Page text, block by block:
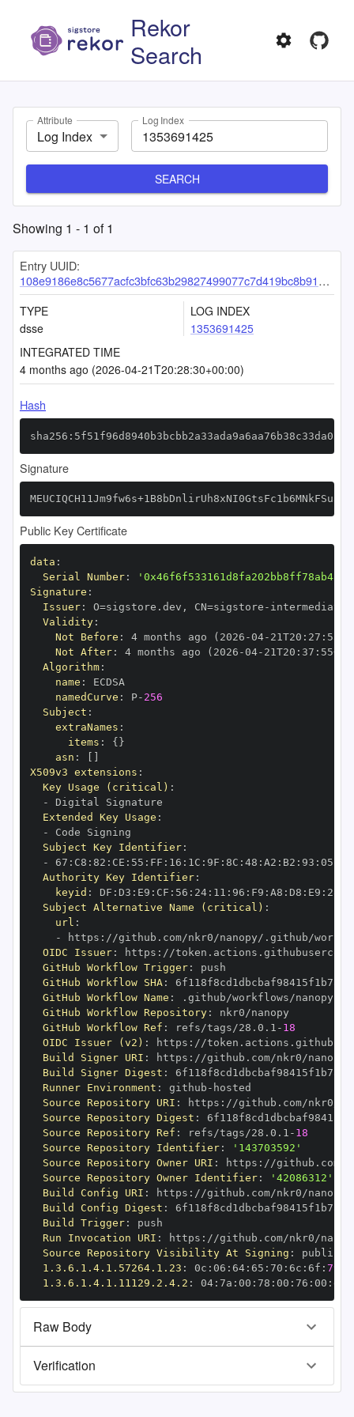
Rekor
Search
Attribute
Log Index
Log Index
SEARCH
Showing 1 - 1 of1
Entry UUID:
108e9186e8c5677acfc3bfc63b29827499077c7d419bc8b91437da6c0e2b2c230290d333ff27965e
TYPE
dsse
LOG INDEX
1353691425
INTEGRATED TIME
4 months ago (2026-04-21T20:28:30+00:00)
Hash
Signature
Public Key Certificate
data :
Serial Number:
Signature :
Issuer: O=sigstore.dev , CN=sigstore -
Validity:
Not Before : 4 months ago (2026 -04- 21T20 : 27 :
Not After: 4 months ago (2026 -04- 21T20 : 37 : 55+00
Algorithm:
name :
namedCurve : P- 256
Subject :
extraNames :
items : { }
asn :
X509v3 extensions :
Key Usage (critical) :
-
Extended Key Usage :
-
Subject Key Identifier:
-
67 : C8 : 82 : CE : 55 : FF : 16 : 1C : 9F : 8C : 48 : A2 : B2 : 93 : 05
Authority Key Identifier:
keyid : DF : D3 : E9 : CF : 56 : 24: 11 : 96 : F9 : A8 : D8 : E9 : 28
Subject Alternative Name (critical) :
url :
-
https : //github.com/nkr0/nanopy/.github/
OIDC Issuer: https :
GitHub Workflow Trigger:
GitHub Workflow SHA:
GitHub Workflow Name :
GitHub Workflow Repository:
GitHub Workflow Ref : refs/tags/28.0.1 - 18
OIDC Issuer (v2) : https :
Build Signer URI : https : //github.com/nkr0/
Build Signer Digest :
Runner Environment : github -
Source Repository URI : https :
Source Repository Digest :
Source Repository Ref : refs/tags/28.0.1 - 18
Source Repository Identifier:
'143703592'
Source Repository Owner URI : https :
Source Repository Owner Identifier:
'42086312'
Build Config URI : https : //github.com/nkr0/
Build Config Digest :
Build Trigger:
Run Invocation URI : https :
Source Repository Visibility At Signing :
1.3.6.1.4.1.57264.1.23 : 0c : 06 : 64: 65 : 70 : 6c : 6f : 79
1.3.6.1.4.1.11129.2.4.2 : 04: 7a : 00 : 78 : 00 : 76 : 00 : dd
Raw Body
Verification